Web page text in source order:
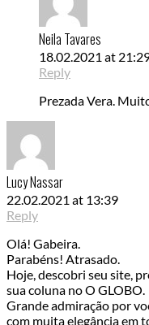
Neila Tavares
18.02.2021 at
Reply
Prezada Vera.
Lucy Nassar
22.02.2021 at 13:39
Reply
Olá! Gabeira.
Parabéns! Atrasado.
Hoje, descobri seu site,
sua coluna no O GLOBO.
Grande admiração por
com muita elegância em